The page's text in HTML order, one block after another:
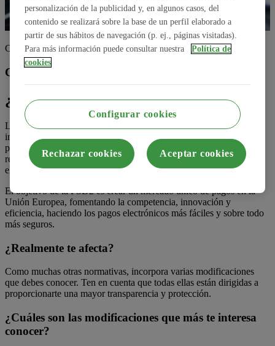
CETELEM
Conoce la normativa PSD2
¿Qué es la normativa PSD2?
La Directiva de Servicios de Pago (llamada PSD2 por sus siglas en
inglés) es una normativa de la Unión Europea que regula la
prestación de los servicios de pago electrónicos. Principalmente
refuerza la seguridad de las operaciones financieras y de los pagos
electrónicos.
El objetivo de la PSD2 es crear un mercado único de pagos en la
Unión Europea, fomentando la competencia, innovación y
eficiencia, haciendo los pagos electrónicos más fáciles y sobre todo
más seguros.
¿Realmente te afecta?
Como muchas otras normativas, incorpora varias modificaciones
que debes conocer. Ten en cuenta que todas ellas están dirigidas a
proporcionarte una mayor transparencia y protección.
¿Cuáles son las modificaciones que más te interesa
conocer?
personalización de la publicidad y, en algunos casos, del
contenido se realizará sobre la base de un perfil elaborado a
partir de sus hábitos de navegación (p. ej., páginas visitadas).
Para más información puede consultar nuestra
Política de
cookies
Configurar cookies
Rechazar cookies Aceptar cookies